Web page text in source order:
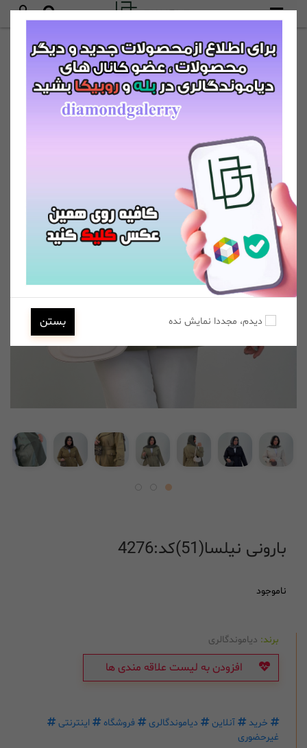
بارونی نیلسا(51)کد:4276
ناموجود
برند: دیاموندگالری
افزودن به لیست علاقه مندی ها
خرید آنلاین دیاموندگالری فروشگاه
اینترنتی
غیرحضوری
دیدم، مجددا نمایش نده بستن